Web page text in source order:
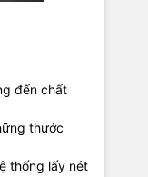
đến chất
thước
thống lấy nét